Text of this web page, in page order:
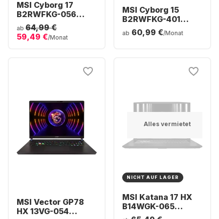
MSI Cyborg 17
B2RWFKG-056
Gaming-Laptop -
Intel® Core™ 7-
240H - 16 GB - 512
ab 64,99 €
59,49 €/Monat
MSI Cyborg 15
B2RWFKG-401
Gaming-Laptop -
Intel® Core™ 7-
ab 60,99 €/Monat
MSI Vector GP78
HX 13VG-054
Alles vermietet
NICHT AUF LAGER
MSI Katana 17 HX
B14WGK-065
Gaming-Laptop -